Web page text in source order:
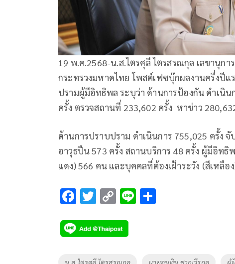
19 พ.ค.2568-น.ส.ไตรศุลี ไตรสรณกุล เลขานุก
กระทรวงมหาดไทย โพสต์เฟซบุ๊กผลงานครึ่งปี
ปรามผู้มีอิทธิพล ระบุว่า ด้านการป้องกัน ดำเนิน
ครั้ง ตรวจสถานที่ 233,602 ครั้ง หาข่าว
ด้านการปราบปราม ดำเนินการ 755,025 ครั้ง
อาวุธปืน 573 ครั้ง สถานบริการ 48 ครั้ง ผู้มีอิ
แดง) 566 คน และบุคคลที่ต้องเฝ้าระวัง (สีเหลือ
F
e
b
o
T
tt
er
C
p
y
Li
Li
Tags
น.ส.ไตรศุลี ไตรสรณกุล นายอนุทิน ชาญวีรกูล ผู้